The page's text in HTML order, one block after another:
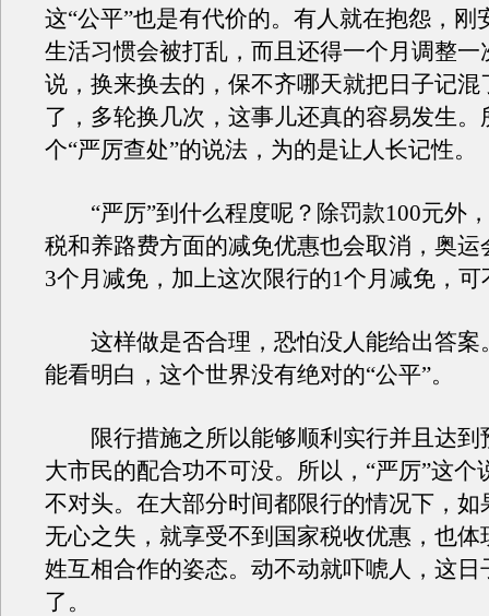
这“公平”也是有代价的。有人就在抱怨，刚
生活习惯会被打乱，而且还得一个月调整一
说，换来换去的，保不齐哪天就把日子记
了，多轮换几次，这事儿还真的容易发生。
个“严厉查处”的说法，为的是让人长记性。
“严厉”到什么程度呢？除罚款100元外
税和养路费方面的减免优惠也会取消，奥运
3个月减免，加上这次限行的1个月减免，
这样做是否合理，恐怕没人能给出答案
能看明白，这个世界没有绝对的“公平”。
限行措施之所以能够顺利实行并且达到
大市民的配合功不可没。所以，“严厉”这个
不对头。在大部分时间都限行的情况下，如
无心之失，就享受不到国家税收优惠，也体
姓互相合作的姿态。动不动就吓唬人，这日
了。